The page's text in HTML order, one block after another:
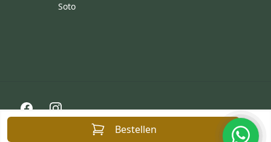
Bestellen
Soto
FacebookInstagram